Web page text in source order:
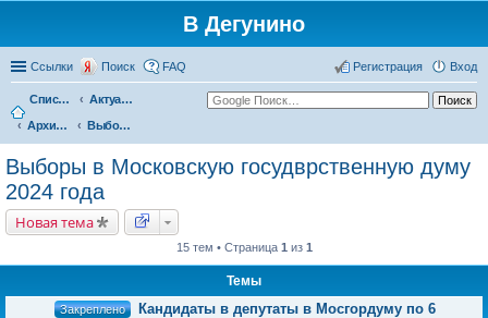
В Дегунино
Ссылки Поиск FAQ Вход
Регистрация
Список форумов
Актуальные вопросы
Архив событий
Выборы в Московскую госудврственную думу 2024 года
Выборы в Московскую госудврственную думу
2024 года
Новая тема
15 тем • Страница 1 из 1
Темы
Закреплено
Кандидаты в депутаты в Мосгордуму по 6